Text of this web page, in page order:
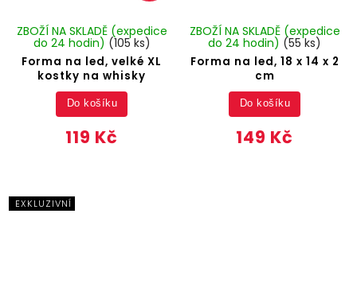
Forma na led, velké XL
kostky na whisky
ZBOŽÍ NA SKLADĚ (expedice
do 24 hodin) (105 ks)
119 Kč
Do košíku
Forma na led, 18 x 14 x 2
cm
ZBOŽÍ NA SKLADĚ (expedice
do 24 hodin) (55 ks)
149 Kč
Do košíku
EXKLUZIVNÍ